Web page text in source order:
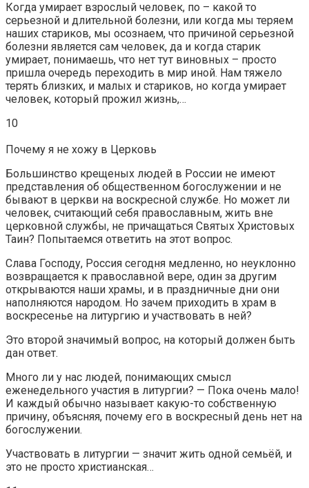
Когда умирает взрослый человек, по – какой то
серьезной и длительной болезни, или когда мы теряем
наших стариков, мы осознаем, что причиной серьезной
болезни является сам человек, да и когда старик
умирает, понимаешь, что нет тут виновных – просто
пришла очередь переходить в мир иной. Нам тяжело
терять близких, и малых и стариков, но когда умирает
человек, который прожил жизнь,…
10
Почему я не хожу в Церковь
Большинство крещеных людей в России не имеют
представления об общественном богослужении и не
бывают в церкви на воскресной службе. Но может ли
человек, считающий себя православным, жить вне
церковной службы, не причащаться Святых Христовых
Таин? Попытаемся ответить на этот вопрос.
Слава Господу, Россия сегодня медленно, но неуклонно
возвращается к православной вере, один за другим
открываются наши храмы, и в праздничные дни они
наполняются народом. Но зачем приходить в храм в
воскресенье на литургию и участвовать в ней?
Это второй значимый вопрос, на который должен быть
дан ответ.
Много ли у нас людей, понимающих смысл
еженедельного участия в литургии? — Пока очень мало!
И каждый обычно называет какую-то собственную
причину, объясняя, почему его в воскресный день нет на
богослужении.
Участвовать в литургии — значит жить одной семьёй, и
это не просто христианская…